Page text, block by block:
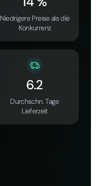
Niedrigere Preise als die
Konkurrenz
6.2
Durchschn. Tage
Lieferzeit